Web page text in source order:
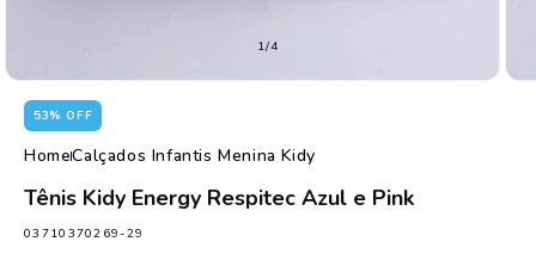
1/de
4
53% OFF
HomeCalçados Infantis Menina Kidy
Tênis Kidy Energy Respitec Azul e Pink
SKU:
03710370269-29